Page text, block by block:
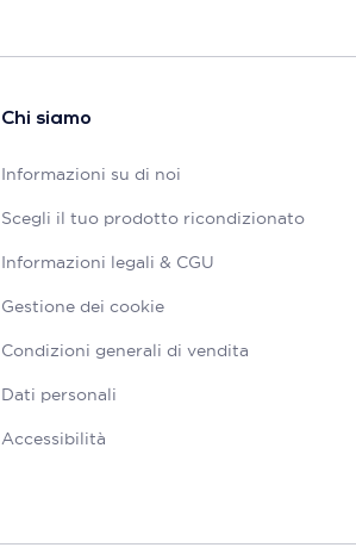
Chi siamo
Informazioni su di noi
Scegli il tuo prodotto ricondizionato
Informazioni legali & CGU
Gestione dei cookie
Condizioni generali di vendita
Dati personali
Accessibilità